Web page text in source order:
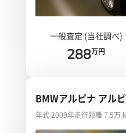
一般査定 (当社調べ)
288万円
BMWアルピナ アル
ン
年式 2009年走行距離 7.5万